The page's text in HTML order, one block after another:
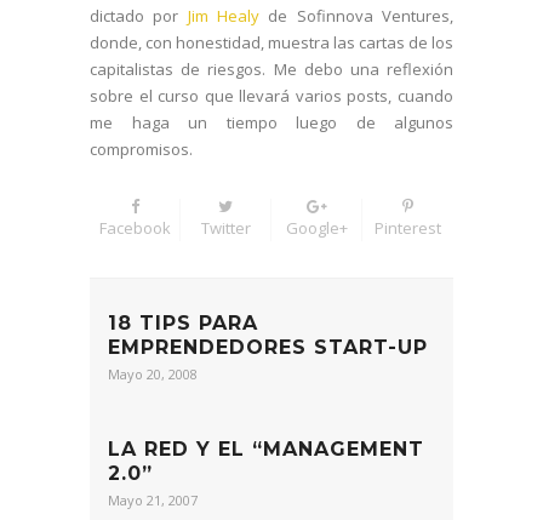
dictado por Jim Healy de Sofinnova Ventures,
donde, con honestidad, muestra las cartas de los
capitalistas de riesgos. Me debo una reflexión
sobre el curso que llevará varios posts, cuando
me haga un tiempo luego de algunos
compromisos.
Facebook Twitter Google+ Pinterest
18 TIPS PARA
EMPRENDEDORES START-UP
Mayo 20, 2008
LA RED Y EL “MANAGEMENT
2.0”
Mayo 21, 2007